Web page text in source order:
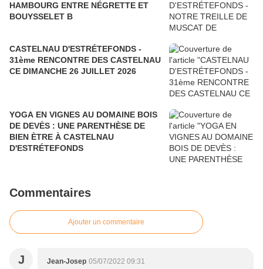
HAMBOURG ENTRE NÉGRETTE ET
BOUYSSELET B
CASTELNAU D'ESTRÉTEFONDS -
31ème RENCONTRE DES CASTELNAU
CE DIMANCHE 26 JUILLET 2026
YOGA EN VIGNES AU DOMAINE BOIS
DE DEVÈS : UNE PARENTHÈSE DE
BIEN ÈTRE À CASTELNAU
D'ESTRÉTEFONDS
Commentaires
Ajouter un commentaire
J Jean-Josep 05/07/2022 09:31